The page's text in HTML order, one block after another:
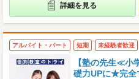
詳細を見る
アルバイト・パート 短期 未経験者歓迎
【塾の先生≪小
礎力UPに★完全